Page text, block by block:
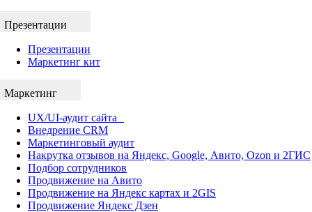
Презентации
Презентации
Маркетинг кит
Маркетинг
UX/UI-аудит сайта
Внедрение CRM
Маркетинговый аудит
Накрутка отзывов на Яндекс, Google, Авито, Ozon и 2ГИС
Подбор сотрудников
Продвижение на Авито
Продвижение на Яндекс картах и 2GIS
Продвижение Яндекс Дзен